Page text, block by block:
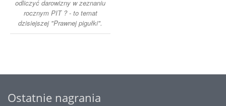
odliczyć darowizny w zeznaniu
rocznym PIT ? - to temat
dzisiejszej "Prawnej pigułki".
Ostatnie nagrania